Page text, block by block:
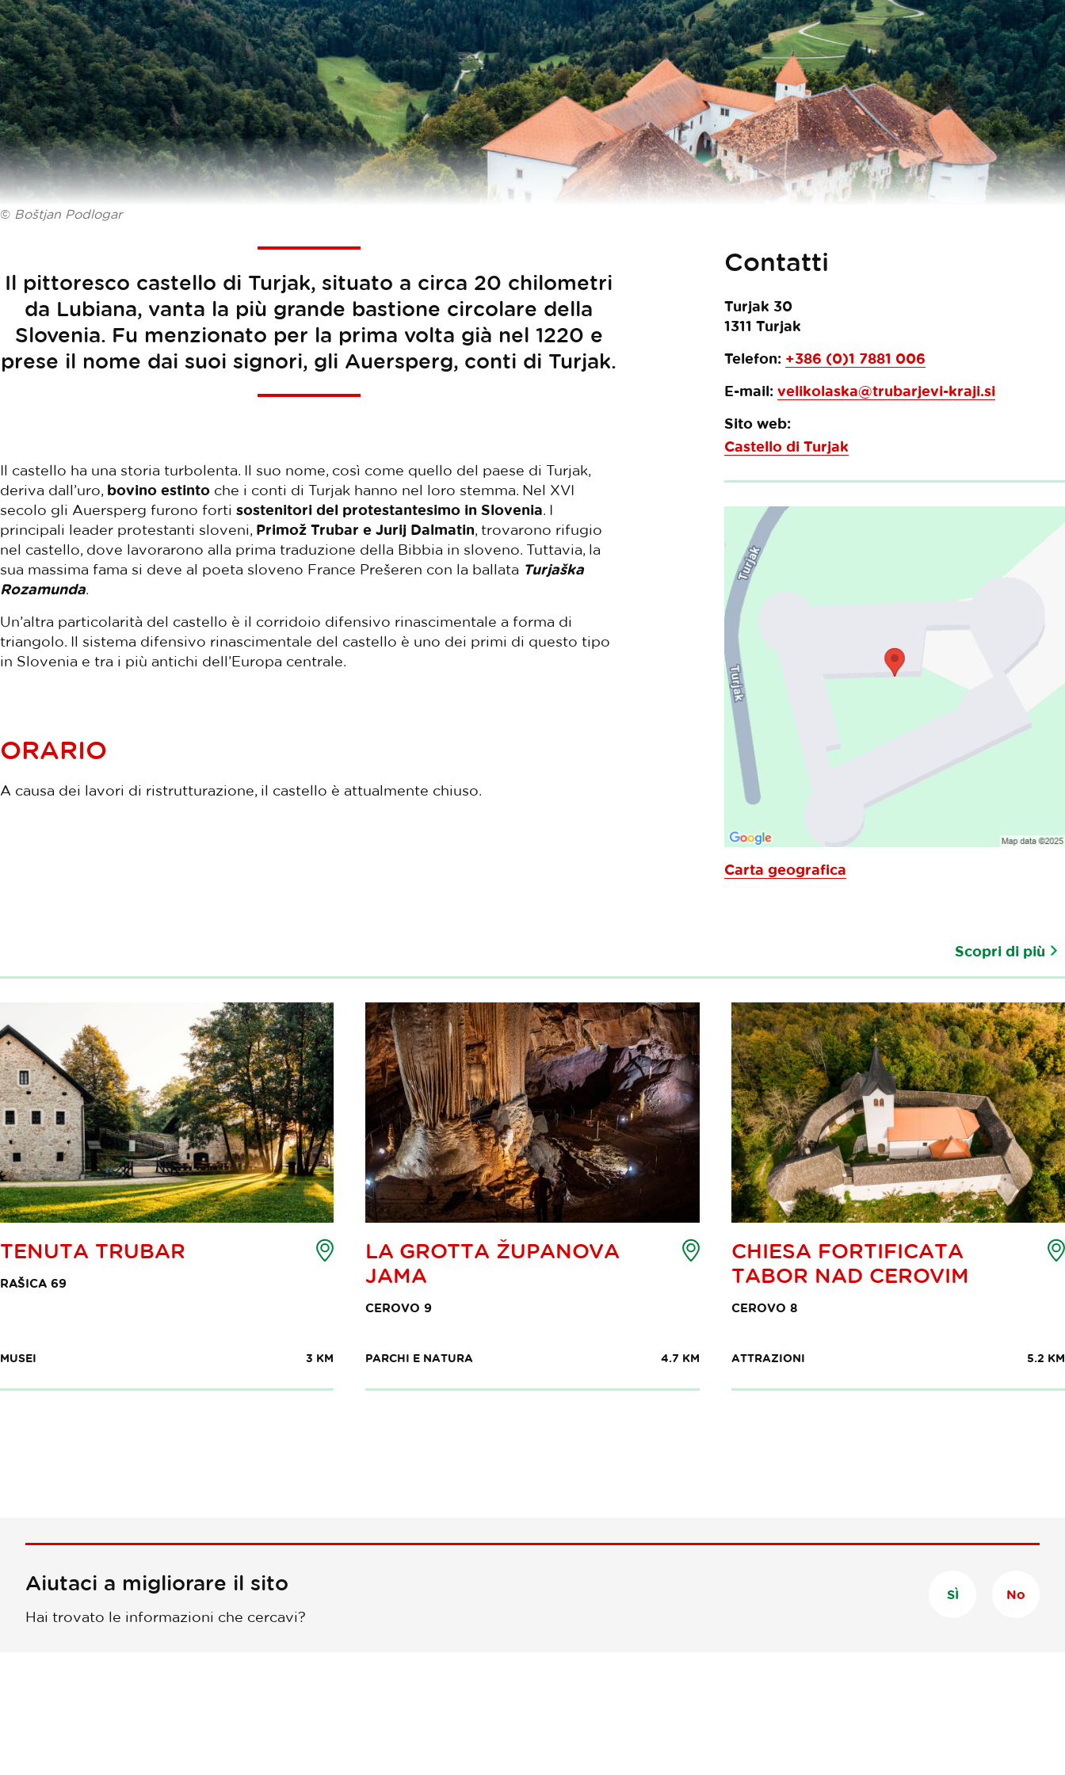
© Boštjan Podlogar
Il pittoresco castello di Turjak, situato a circa 20 chilometri
da Lubiana, vanta la più grande bastione circolare della
Slovenia. Fu menzionato per la prima volta già nel 1220 e
prese il nome dai suoi signori, gli Auersperg, conti di Turjak.
Il castello ha una storia turbolenta. Il suo nome, così come quello del paese di Turjak,
deriva dall’uro, bovino estinto che i conti di Turjak hanno nel loro stemma. Nel XVI
secolo gli Auersperg furono forti sostenitori del protestantesimo in Slovenia. I
principali leader protestanti sloveni, Primož Trubar e Jurij Dalmatin, trovarono rifugio
nel castello, dove lavorarono alla prima traduzione della Bibbia in sloveno. Tuttavia, la
sua massima fama si deve al poeta sloveno France Prešeren con la ballata Turjaška
Rozamunda.
Un’altra particolarità del castello è il corridoio difensivo rinascimentale a forma di
triangolo. Il sistema difensivo rinascimentale del castello è uno dei primi di questo tipo
in Slovenia e tra i più antichi dell’Europa centrale.
ORARIO
A causa dei lavori di ristrutturazione, il castello è attualmente chiuso.
Contatti
Turjak 30
1311 Turjak
Telefon: +386 (0)1 7881 006
E-mail: velikolaska@trubarjevi-kraji.si
Sito web:
Castello di Turjak
Carta geografica
TENUTA TRUBAR
Mappa
interesse
RAŠICA 69
MUSEI 3 KM
LA GROTTA ŽUPANOVA
JAMA
Mappa
interesse
CEROVO 9
PARCHI E NATURA 4.7 KM
CHIESA FORTIFICATA
TABOR NAD CEROVIM
CEROVO 8
ATTRAZIONI 5.2 KM
Scopri di più
Aiutaci a migliorare il sito
Hai trovato le informazioni che cercavi?
SÌ No